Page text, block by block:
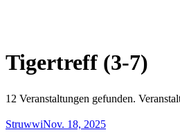
Tigertreff (3-7)
12 Veranstaltungen gefunden.
StruwwiNov. 18, 2025